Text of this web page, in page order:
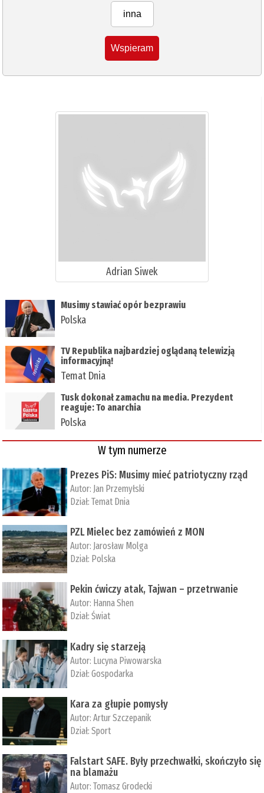
inna
Wspieram
Adrian Siwek
Musimy stawiać opór bezprawiu
Polska
TV Republika najbardziej oglądaną telewizją
informacyjną!
Temat Dnia
Tusk dokonał zamachu na media. Prezydent
reaguje: To anarchia
Polska
W tym numerze
Prezes PiS: Musimy mieć patriotyczny rząd
Autor: Jan Przemyłski
Dział:Temat Dnia
PZL Mielec bez zamówień z MON
Autor: Jarosław Molga
Dział: Polska
Pekin ćwiczy atak, Tajwan – przetrwanie
Autor: ­Hanna Shen
Dział:Świat
Kadry się starzeją
Autor: Lucyna Piwowarska
Dział:Gospodarka
Kara za głupie pomysły
Autor:Artur Szczepanik
Dział:Sport
Falstart SAFE. Były przechwałki, skończyło się
na blamażu
Autor:Tomasz Grodecki